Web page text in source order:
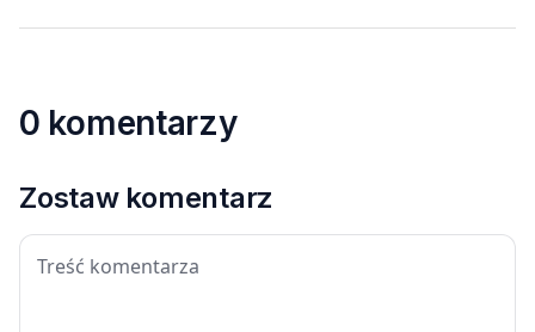
0 komentarzy
Zostaw komentarz